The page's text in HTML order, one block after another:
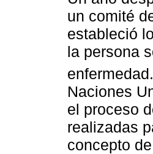
un comité
estableció
la persona
enfermedad.
Naciones
el proceso
realizadas
concepto